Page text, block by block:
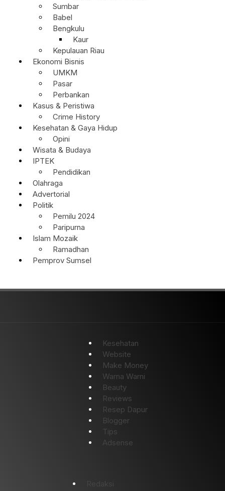
Sumbar
Babel
Bengkulu
Kaur
Kepulauan Riau
Ekonomi Bisnis
UMKM
Pasar
Perbankan
Kasus & Peristiwa
Crime History
Kesehatan & Gaya Hidup
Opini
Wisata & Budaya
IPTEK
Pendidikan
Olahraga
Advertorial
Politik
Pemilu 2024
Paripurna
Islam Mozaik
Ramadhan
Pemprov Sumsel
Kesehatan
Website
Make Money
Warna Warni
Beauty
Reviews
Resep Dapur
Blogger
Tips
Adsense
Redaksi